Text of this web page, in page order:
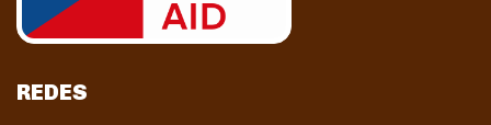
REDES